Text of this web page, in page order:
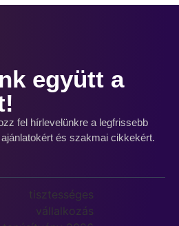
együtt a
fel hírlevelünkre a legfrissebb
és szakmai cikkekért.